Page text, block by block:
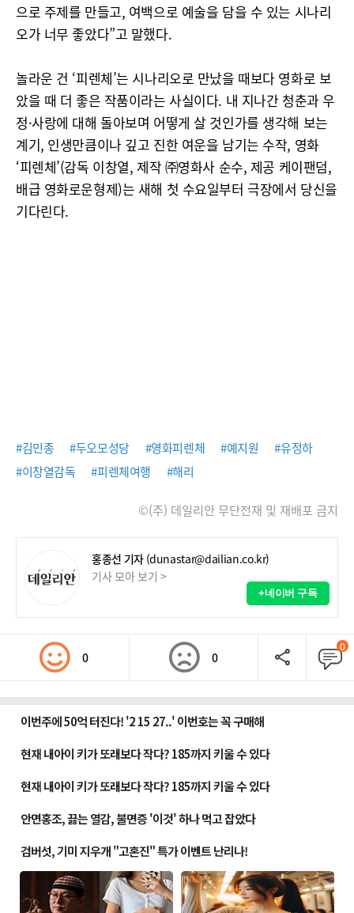
으로 주제를 만들고, 여백으로 예술을 담을 수 있는 시나리
오가 너무 좋았다”고 말했다.
놀라운 건 ‘피렌체’는 시나리오로 만났을 때보다 영화로 보
았을 때 더 좋은 작품이라는 사실이다. 내 지나간 청춘과 우
정·사랑에 대해 돌아보며 어떻게 살 것인가를 생각해 보는
계기, 인생만큼이나 깊고 진한 여운을 남기는 수작, 영화
‘피렌체’(감독 이창열, 제작 ㈜영화사 순수, 제공 케이팬덤,
배급 영화로운형제)는 새해 첫 수요일부터 극장에서 당신을
기다린다.
#김민종 #두오모성당 #영화피렌체 #예지원
#유정하
#이창열감독
#피렌체여행 #해리
©(주) 데일리안 무단전재 및 재배포 금지
홍종선 기자 (dunastar@dailian.co.kr)
기사 모아 보기 >
+네이버 구독
0 0
0